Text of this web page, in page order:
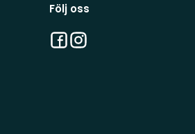
Följ oss
Facebook
Instagram